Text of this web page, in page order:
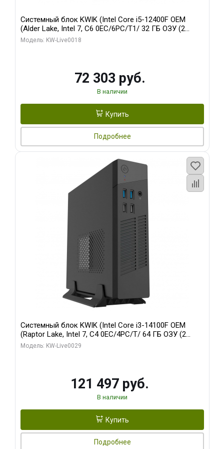
Системный блок KWIK (Intel Core i5-12400F OEM
(Alder Lake, Intel 7, C6 0EC/6PC/T1/ 32 ГБ ОЗУ (2
модуля)/ Ninja Sinotex GTX1660 SUPER 6GB GDDR6
Модель: KW-Live0018
72 303 руб.
В наличии
Купить
Подробнее
Системный блок KWIK (Intel Core i3-14100F OEM
(Raptor Lake, Intel 7, C4 0EC/4PC/T/ 64 ГБ ОЗУ (2
модуля)/ MSI RTX5060Ti SHADOW 2X OC PLUS 8GB
Модель: KW-Live0029
121 497 руб.
В наличии
Купить
Подробнее